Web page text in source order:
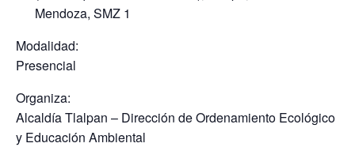
Mendoza, SMZ 1
Modalidad:
Presencial
Organiza:
Alcaldía Tlalpan – Dirección de Ordenamiento Ecológico
y Educación Ambiental